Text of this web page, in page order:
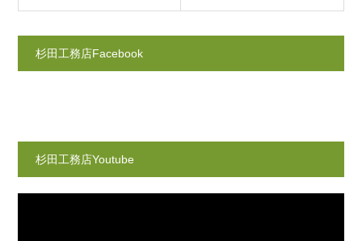
杉田工務店Facebook
杉田工務店Youtube